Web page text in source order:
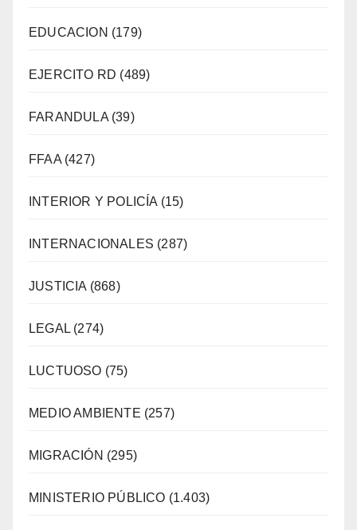
EDUCACION (179)
EJERCITO RD (489)
FARANDULA(39)
FFAA(427)
INTERIOR Y POLICÍA (15)
INTERNACIONALES (287)
JUSTICIA (868)
LEGAL (274)
LUCTUOSO (75)
MEDIO AMBIENTE (257)
MIGRACIÓN (295)
MINISTERIO PÚBLICO (1.403)